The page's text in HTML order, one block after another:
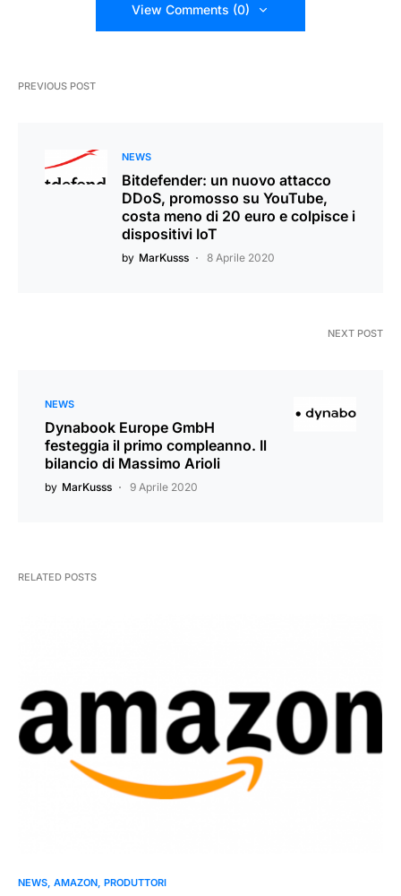
View Comments (0)
PREVIOUS POST
NEWS
Bitdefender: un nuovo attacco
DDoS, promosso su YouTube,
costa meno di 20 euro e colpisce i
dispositivi IoT
by MarKusss 8 Aprile 2020
NEXT POST
NEWS
Dynabook Europe GmbH
festeggia il primo compleanno. Il
bilancio di Massimo Arioli
by MarKusss 9 Aprile 2020
RELATED POSTS
NEWS AMAZON PRODUTTORI